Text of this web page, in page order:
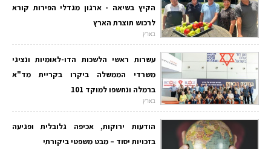
הקיץ בשיאה - ארגון מגדלי הפירות קורא
לרכוש תוצרת הארץ
בארץ
עשרות ראשי הלשכות הדו-לאומיות ונציגי
משרדי הממשלה ביקרו בקריית מד"א
ברמלה ונחשפו למוקד 101
בארץ
הודעות ירוקות, אכיפה גלובלית ופגיעה
בזכויות יסוד – מבט משפטי ביקורתי